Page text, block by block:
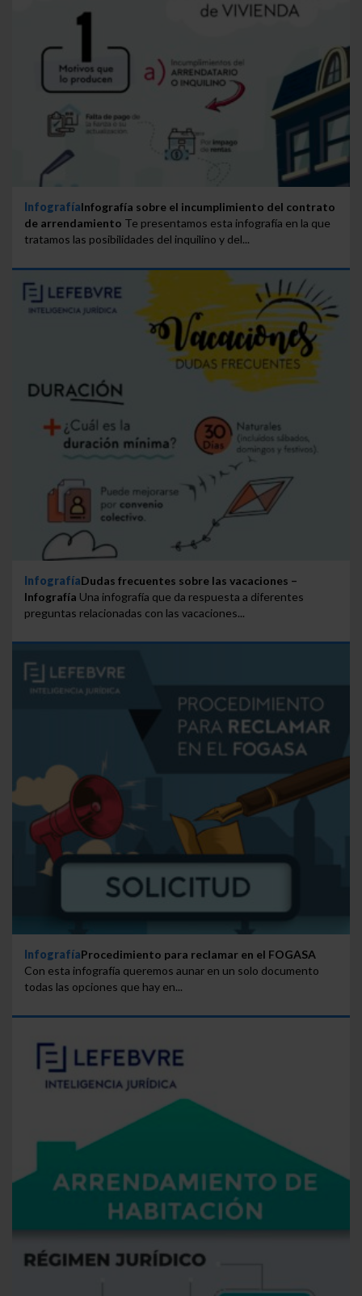
InfografíaInfografía sobre el incumplimiento del contrato
de arrendamiento Te presentamos esta infografía en la que
tratamos las posibilidades del inquilino y del...
InfografíaDudas frecuentes sobre las vacaciones –
Infografía Una infografía que da respuesta a diferentes
preguntas relacionadas con las vacaciones...
InfografíaProcedimiento para reclamar en el FOGASA
Con esta infografía queremos aunar en un solo documento
todas las opciones que hay en...